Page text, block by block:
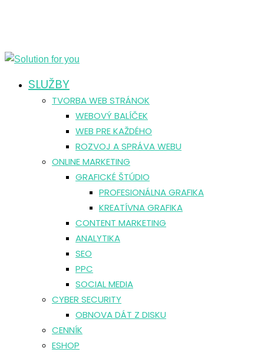
SLUŽBY
TVORBA WEB STRÁNOK
WEBOVÝ BALÍČEK
WEB PRE KAŽDÉHO
ROZVOJ A SPRÁVA WEBU
ONLINE MARKETING
GRAFICKÉ ŠTÚDIO
PROFESIONÁLNA GRAFIKA
KREATÍVNA GRAFIKA
CONTENT MARKETING
ANALYTIKA
SEO
PPC
SOCIAL MEDIA
CYBER SECURITY
OBNOVA DÁT Z DISKU
CENNÍK
ESHOP